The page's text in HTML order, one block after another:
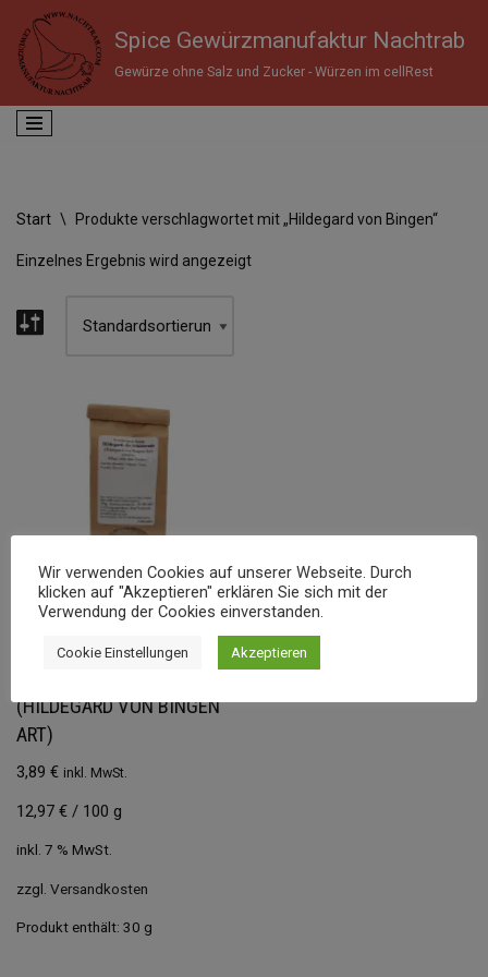
Zum
Inhalt
springen
Spice Gewürzmanufaktur Nachtrab
Gewürze ohne Salz und Zucker - Würzen im cellRest
Start \ Produkte verschlagwortet mit „Hildegard von Bingen“
Einzelnes Ergebnis wird angezeigt
HILDEGARD, DIE
(HILDEGARD VON BINGEN
ART)
3,89 € inkl. MwSt.
12,97 € / 100 g
inkl. 7 % MwSt.
zzgl. Versandkosten
Produkt enthält: 30 g
Wir verwenden Cookies auf unserer Webseite. Durch
klicken auf "Akzeptieren" erklären Sie sich mit der
Verwendung der Cookies einverstanden.
Cookie Einstellungen Akzeptieren